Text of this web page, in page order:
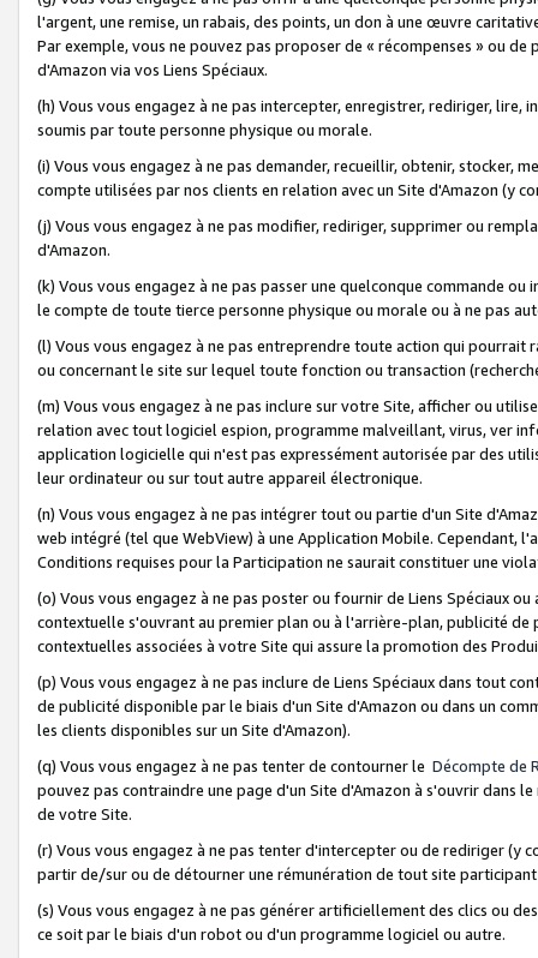
l'argent, une remise, un rabais, des points, un don à une œuvre
Par exemple, vous ne pouvez pas proposer de « récompenses » ou
d'Amazon via vos Liens Spéciaux.
(h) Vous vous engagez à ne pas intercepter, enregistrer, rediriger,
soumis par toute personne physique ou morale.
(i) Vous vous engagez à ne pas demander, recueillir, obtenir, stocker,
compte utilisées par nos clients en relation avec un Site d'Amazon (y
(j) Vous vous engagez à ne pas modifier, rediriger, supprimer ou
d'Amazon.
(k) Vous vous engagez à ne pas passer une quelconque commande
le compte de toute tierce personne physique ou morale ou à ne pas
(l) Vous vous engagez à ne pas entreprendre toute action qui
ou concernant le site sur lequel toute fonction ou transaction
(m) Vous vous engagez à ne pas inclure sur votre Site, afficher ou
relation avec tout logiciel espion, programme malveillant, virus, ver
application logicielle qui n'est pas expressément autorisée par des
leur ordinateur ou sur tout autre appareil électronique.
(n) Vous vous engagez à ne pas intégrer tout ou partie d'un Site
web intégré (tel que WebView) à une Application Mobile. Cependant,
Conditions requises pour la Participation ne saurait constituer une
(o) Vous vous engagez à ne pas poster ou fournir de Liens Spéciaux
contextuelle s'ouvrant au premier plan ou à l'arrière-plan, publicité
contextuelles associées à votre Site qui assure la promotion des
(p) Vous vous engagez à ne pas inclure de Liens Spéciaux dans tout
de publicité disponible par le biais d'un Site d'Amazon ou dans un
les clients disponibles sur un Site d'Amazon).
(q) Vous vous engagez à ne pas tenter de contourner le Décompte de
pouvez pas contraindre une page d'un Site d'Amazon à s'ouvrir dans
de votre Site.
(r) Vous vous engagez à ne pas tenter d'intercepter ou de rediriger
partir de/sur ou de détourner une rémunération de tout site
(s) Vous vous engagez à ne pas générer artificiellement des clics ou
ce soit par le biais d'un robot ou d'un programme logiciel ou autre.